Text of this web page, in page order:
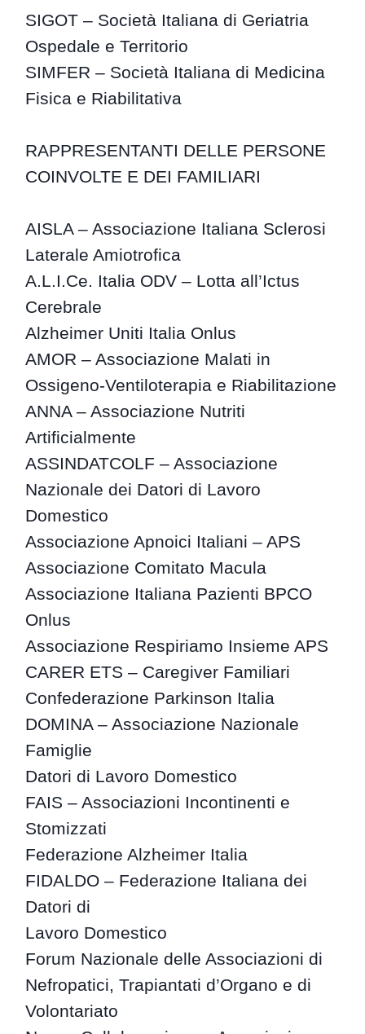
SIGOT – Società Italiana di Geriatria
Ospedale e Territorio
SIMFER – Società Italiana di Medicina
Fisica e Riabilitativa
RAPPRESENTANTI DELLE PERSONE
COINVOLTE E DEI FAMILIARI
AISLA – Associazione Italiana Sclerosi
Laterale Amiotrofica
A.L.I.Ce. Italia ODV – Lotta all’Ictus
Cerebrale
Alzheimer Uniti Italia Onlus
AMOR – Associazione Malati in
Ossigeno-Ventiloterapia e Riabilitazione
ANNA – Associazione Nutriti
Artificialmente
ASSINDATCOLF – Associazione
Nazionale dei Datori di Lavoro
Domestico
Associazione Apnoici Italiani – APS
Associazione Comitato Macula
Associazione Italiana Pazienti BPCO
Onlus
Associazione Respiriamo Insieme APS
CARER ETS – Caregiver Familiari
Confederazione Parkinson Italia
DOMINA – Associazione Nazionale
Famiglie
Datori di Lavoro Domestico
FAIS – Associazioni Incontinenti e
Stomizzati
Federazione Alzheimer Italia
FIDALDO – Federazione Italiana dei
Datori di
Lavoro Domestico
Forum Nazionale delle Associazioni di
Nefropatici, Trapiantati d’Organo e di
Volontariato